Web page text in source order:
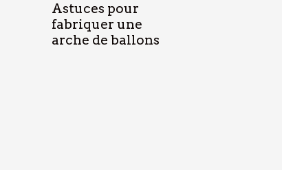
Astuces pour
fabriquer une
arche de ballons